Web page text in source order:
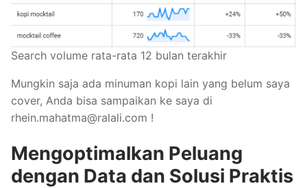
Search volume rata-rata 12 bulan terakhir
Mungkin saja ada minuman kopi lain yang belum saya
cover, Anda bisa sampaikan ke saya di
rhein.mahatma@ralali.com !
Mengoptimalkan Peluang
dengan Data dan Solusi Praktis